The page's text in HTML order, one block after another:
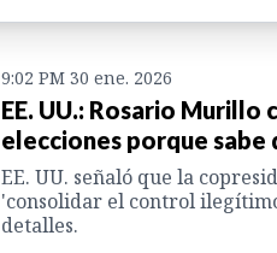
9:02 PM 30 ene. 2026
EE. UU.: Rosario Murillo
elecciones porque sabe
EE. UU. señaló que la
'consolidar el control
detalles.